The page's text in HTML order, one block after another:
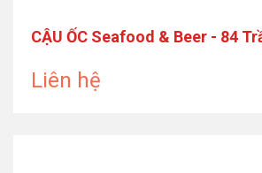
CẬU ỐC Seafood & Beer - 84
Liên hệ